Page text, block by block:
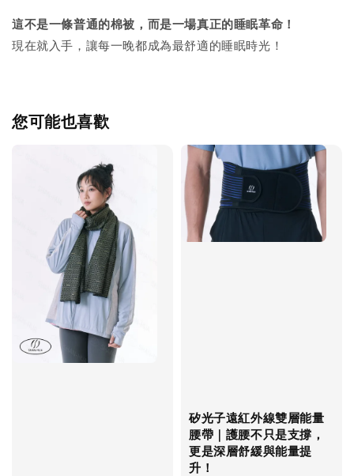
這不是一條普通的棉被，而是一場真正的睡眠革命！
現在就入手，讓每一晚都成為最舒適的睡眠時光！
您可能也喜歡
矽光子遠紅外線雙層能量
腰帶｜護腰不只是支撐，
更是深層舒緩與能量提
升！